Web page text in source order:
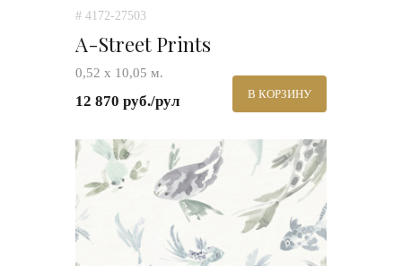
# 4172-27503
A-Street Prints
0,52 х 10,05 м.
12 870 руб./рул В КОРЗИНУ